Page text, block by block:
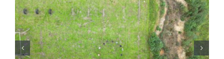
Wat is het juiste moment